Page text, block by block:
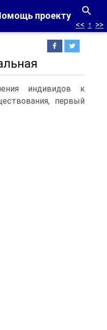
проекту
<< ↑ >>
индивидов к
первый